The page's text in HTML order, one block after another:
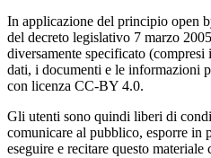
In applicazione del principio open
del decreto legislativo 7 marzo
diversamente specificato
dati, i documenti e le informazioni
con licenza CC-BY 4.0.
Gli utenti sono quindi liberi di
comunicare al pubblico, esporre in
eseguire e recitare questo